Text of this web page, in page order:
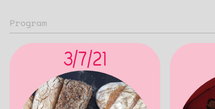
Program
3/7/21